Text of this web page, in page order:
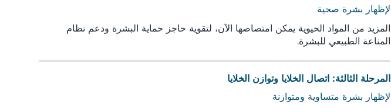
لإظهار بشرة صحية
المزيد من المواد الحيوية يمكن امتصاصها الآن، لتقوية حاجز حماية البشرة ودعم نظام
المناعة الطبيعي للبشرة.
المرحلة الثالثة: اتصال الخلايا وتوازن الخلايا
لإظهار بشرة متساوية ومتوازنة